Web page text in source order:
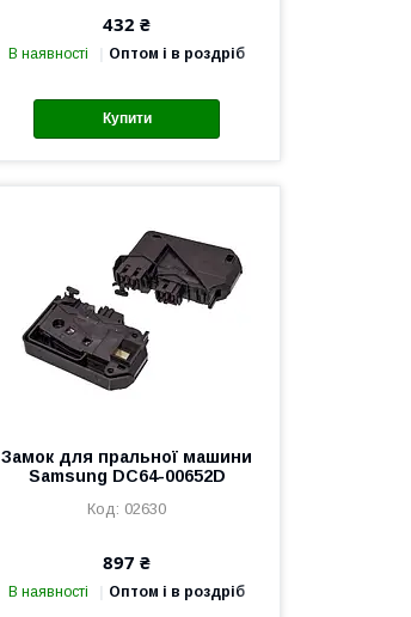
432 ₴
В наявності Оптом і в роздріб
Купити
Замок для пральної машини
Samsung DC64-00652D
02630
897 ₴
В наявності Оптом і в роздріб